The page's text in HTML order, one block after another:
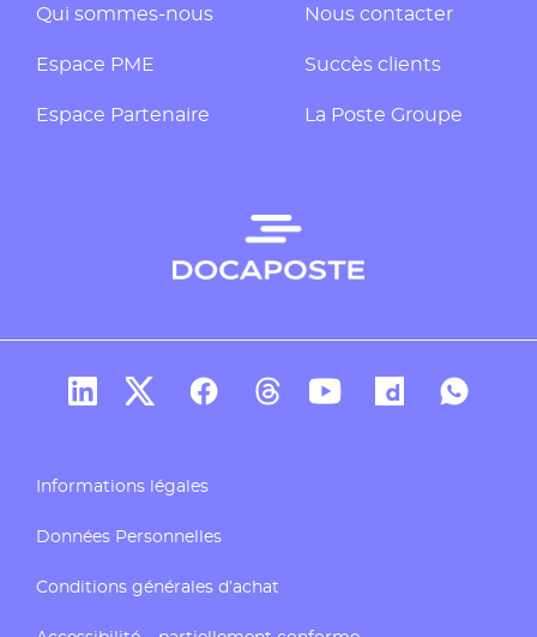
Qui sommes-nous
Espace PME
Espace Partenaire
Nous contacter
Succès clients
La Poste Groupe
Compte Linkedin de Docaposte
Compte X de Docaposte
Compte Facebook de Docaposte
Compte Threads de
Compte Youtube de
CompteCompte
Informations légales
Données Personnelles
Conditions générales d’achat